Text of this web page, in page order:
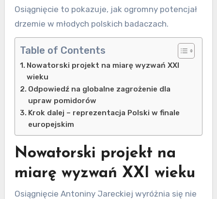
Osiągnięcie to pokazuje, jak ogromny potencjał
drzemie w młodych polskich badaczach.
Table of Contents
Nowatorski projekt na miarę wyzwań XXI
wieku
Odpowiedź na globalne zagrożenie dla
upraw pomidorów
Krok dalej – reprezentacja Polski w finale
europejskim
Nowatorski projekt na
miarę wyzwań XXI wieku
Osiągnięcie Antoniny Jareckiej wyróżnia się nie